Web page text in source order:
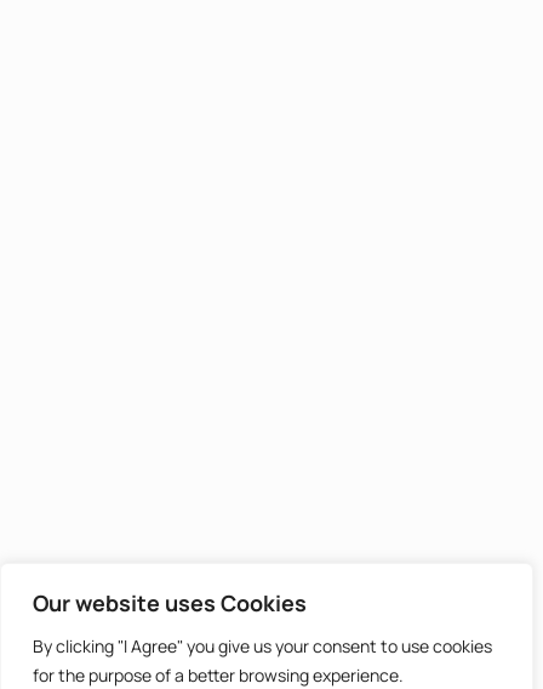
Our website uses Cookies
By clicking "I Agree" you give us your consent to use cookies
for the purpose of a better browsing experience.